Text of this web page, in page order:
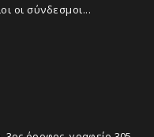
οι σύνδεσμοι...